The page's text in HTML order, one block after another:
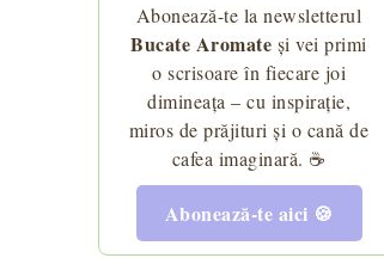
Abonează-te la newsletterul
Bucate Aromate și vei primi
o scrisoare în fiecare joi
dimineața – cu inspirație,
miros de prăjituri și o cană de
cafea imaginară. ☕
Abonează-te aici 🍪